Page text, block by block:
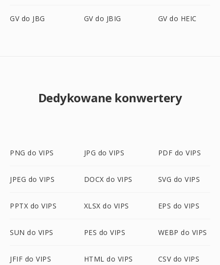
GV do JBG GV do JBIG GV do HEIC
Dedykowane konwertery
PNG do VIPS JPG do VIPS PDF do VIPS
JPEG do VIPS DOCX do VIPS SVG do VIPS
PPTX do VIPS XLSX do VIPS EPS do VIPS
SUN do VIPS PES do VIPS WEBP do VIPS
JFIF do VIPS HTML do VIPS CSV do VIPS